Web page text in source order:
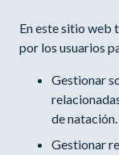
En este sitio web
por los usuarios
Gestionar
de natación.
Gestionar